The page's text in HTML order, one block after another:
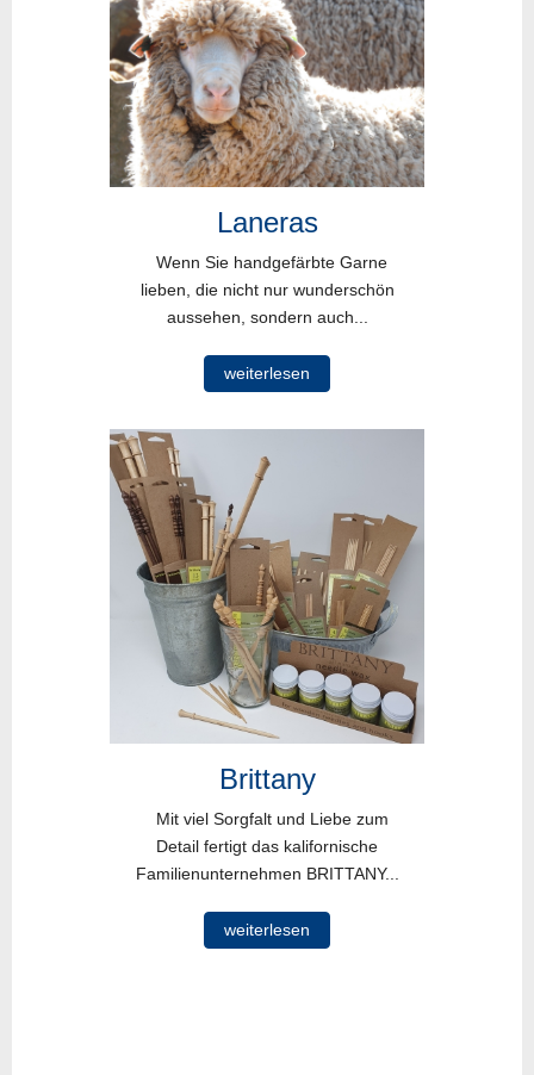
Laneras
Wenn Sie handgefärbte Garne
lieben, die nicht nur wunderschön
aussehen, sondern auch...
weiterlesen
Brittany
Mit viel Sorgfalt und Liebe zum
Detail fertigt das kalifornische
Familienunternehmen BRITTANY...
weiterlesen